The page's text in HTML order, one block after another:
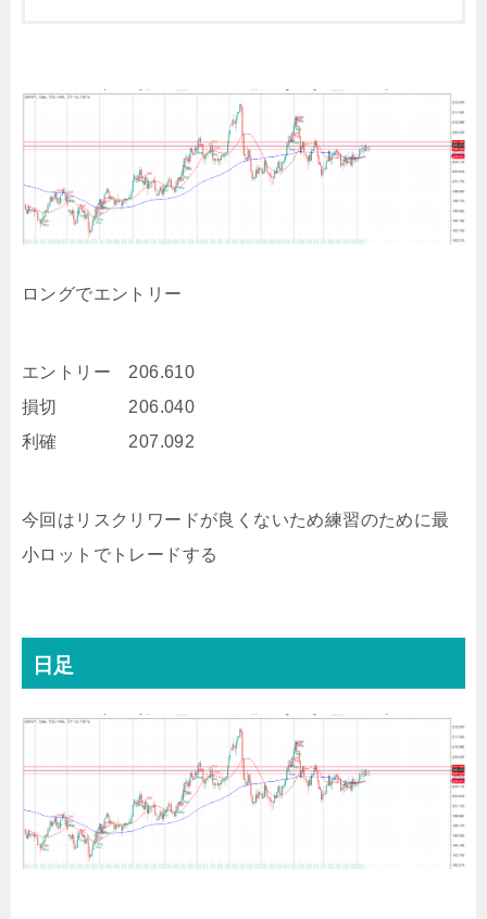
ロングでエントリー
エントリー 206.610
損切 206.040
利確 207.092
今回はリスクリワードが良くないため練習のために最
小ロットでトレードする
日足